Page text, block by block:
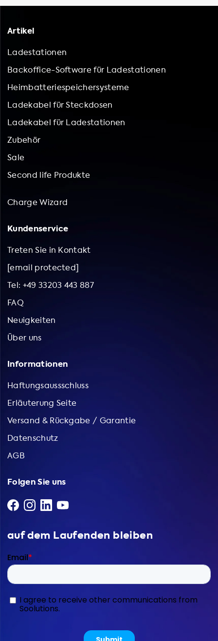
Artikel
Ladestationen
Backoffice-Software für Ladestationen
Heimbatteriespeichersysteme
Ladekabel für Steckdosen
Ladekabel für Ladestationen
Zubehör
Sale
Second life Produkte
Charge Wizard
Kundenservice
Treten Sie in Kontakt
[email protected]
Tel: +49 33203 443 887
FAQ
Neuigkeiten
Über uns
Informationen
Haftungsaussschluss
Erläuterung Seite
Versand & Rückgabe / Garantie
Datenschutz
AGB
Folgen Sie uns
auf dem Laufenden bleiben